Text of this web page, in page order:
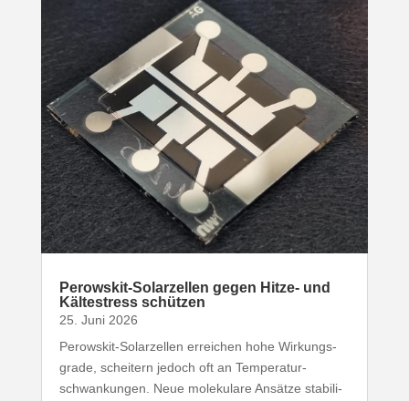
Perowskit-​Solarzellen gegen Hitze- und
Kälte­stress schützen
25. Juni 2026
Perowskit-​Solarzellen erreichen hohe Wirkungs­
grade, scheitern jedoch oft an Tempe­ra­tur­
schwan­kungen. Neue mole­kulare Ansätze stabi­li­